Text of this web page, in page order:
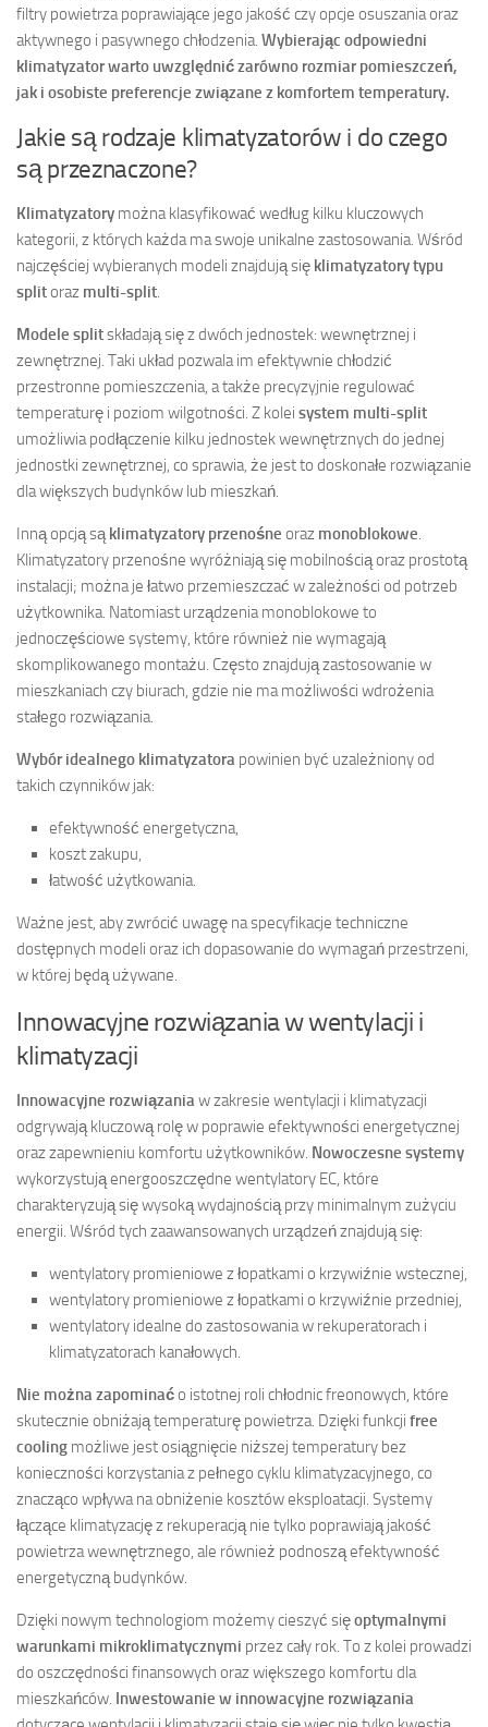
filtry powietrza poprawiające jego jakość czy opcje osuszania oraz
aktywnego i pasywnego chłodzenia. Wybierając odpowiedni
klimatyzator warto uwzględnić zarówno rozmiar pomieszczeń,
jak i osobiste preferencje związane z komfortem temperatury.
Jakie są rodzaje klimatyzatorów i do czego
są przeznaczone?
Klimatyzatory można klasyfikować według kilku kluczowych
kategorii, z których każda ma swoje unikalne zastosowania. Wśród
najczęściej wybieranych modeli znajdują się klimatyzatory typu
splitoraz multi-split.
Modele splitskładają się z dwóch jednostek: wewnętrznej i
zewnętrznej. Taki układ pozwala im efektywnie chłodzić
przestronne pomieszczenia, a także precyzyjnie regulować
temperaturę i poziom wilgotności. Z kolei system multi-split
umożliwia podłączenie kilku jednostek wewnętrznych do jednej
jednostki zewnętrznej, co sprawia, że jest to doskonałe rozwiązanie
dla większych budynków lub mieszkań.
Inną opcją sąklimatyzatory przenośne oraz monoblokowe.
Klimatyzatory przenośne wyróżniają się mobilnością oraz prostotą
instalacji; można je łatwo przemieszczać w zależności od potrzeb
użytkownika. Natomiast urządzenia monoblokowe to
jednoczęściowe systemy, które również nie wymagają
skomplikowanego montażu. Często znajdują zastosowanie w
mieszkaniach czy biurach, gdzie nie ma możliwości wdrożenia
stałego rozwiązania.
Wybór idealnego klimatyzatora powinien być uzależniony od
takich czynników jak:
efektywność energetyczna,
koszt zakupu,
łatwość użytkowania.
Ważne jest, aby zwrócić uwagę na specyfikacje techniczne
dostępnych modeli oraz ich dopasowanie do wymagań przestrzeni,
w której będą używane.
Innowacyjne rozwiązania w wentylacji i
klimatyzacji
Innowacyjne rozwiązaniaw zakresie wentylacji i klimatyzacji
odgrywają kluczową rolę w poprawie efektywności energetycznej
oraz zapewnieniu komfortu użytkowników. Nowoczesne systemy
wykorzystują energooszczędne wentylatory EC, które
charakteryzują się wysoką wydajnością przy minimalnym zużyciu
energii. Wśród tych zaawansowanych urządzeń znajdują się:
wentylatory promieniowe z łopatkami o krzywiźnie wstecznej,
wentylatory promieniowe z łopatkami o krzywiźnie przedniej,
wentylatory idealne do zastosowania w rekuperatorach i
klimatyzatorach kanałowych.
Nie można zapominaćo istotnej roli chłodnic freonowych, które
skutecznie obniżają temperaturę powietrza. Dzięki funkcji free
cooling możliwe jest osiągnięcie niższej temperatury bez
konieczności korzystania z pełnego cyklu klimatyzacyjnego, co
znacząco wpływa na obniżenie kosztów eksploatacji. Systemy
łączące klimatyzację z rekuperacją nie tylko poprawiają jakość
powietrza wewnętrznego, ale również podnoszą efektywność
energetyczną budynków.
Dzięki nowym technologiom możemy cieszyć sięoptymalnymi
warunkami mikroklimatycznymi przez cały rok. To z kolei prowadzi
do oszczędności finansowych oraz większego komfortu dla
mieszkańców. Inwestowanie w innowacyjne rozwiązania